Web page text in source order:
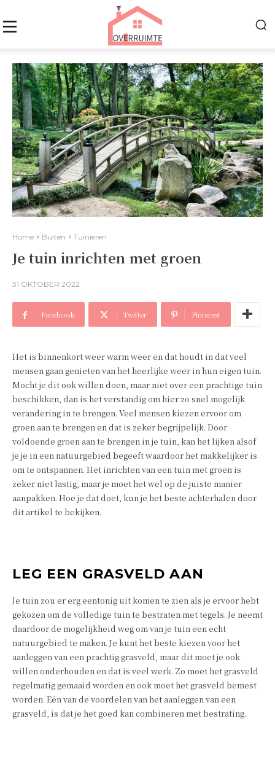
Home Buiten Tuinieren
Je tuin inrichten met groen
31 OKTOBER 2022
Facebook Twitter Pinterest
Het is binnenkort weer warm weer en dat houdt in dat veel
mensen gaan genieten van het heerlijke weer in hun eigen tuin.
Mocht je dit ook willen doen, maar niet over een prachtige tuin
beschikken, dan is het verstandig om hier zo snel mogelijk
verandering in te brengen. Veel mensen kiezen ervoor om
groen aan te brengen en dat is zeker begrijpelijk. Door
voldoende groen aan te brengen in je tuin, kan het lijken alsof
je je in een natuurgebied begeeft waardoor het makkelijker is
om te ontspannen. Het inrichten van een tuin met groen is
zeker niet lastig, maar je moet het wel op de juiste manier
aanpakken. Hoe je dat doet, kun je het beste achterhalen door
dit artikel te bekijken.
LEG EEN GRASVELD AAN
Je tuin zou er erg eentonig uit komen te zien als je ervoor hebt
gekozen om de volledige tuin te bestraten met tegels. Je neemt
daardoor de mogelijkheid weg om van je tuin een echt
natuurgebied te maken. Je kunt het beste kiezen voor het
aanleggen van een prachtig grasveld, maar dit moet je ook
willen onderhouden en dat is veel werk. Zo moet het grasveld
regelmatig gemaaid worden en ook moet het grasveld bemest
worden. Eén van de voordelen van het aanleggen van een
grasveld, is dat je het goed kan combineren met bestrating.